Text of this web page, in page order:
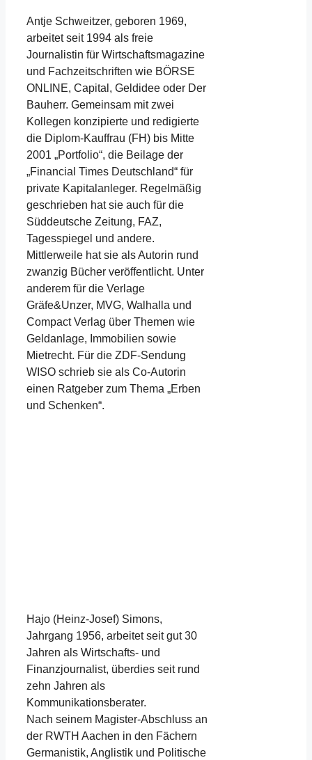
Antje Schweitzer, geboren 1969,
arbeitet seit 1994 als freie
Journalistin für Wirtschaftsmagazine
und Fachzeitschriften wie BÖRSE
ONLINE, Capital, Geldidee oder Der
Bauherr. Gemeinsam mit zwei
Kollegen konzipierte und redigierte
die Diplom-Kauffrau (FH) bis Mitte
2001 „Portfolio“, die Beilage der
„Financial Times Deutschland“ für
private Kapitalanleger. Regelmäßig
geschrieben hat sie auch für die
Süddeutsche Zeitung, FAZ,
Tagesspiegel und andere.
Mittlerweile hat sie als Autorin rund
zwanzig Bücher veröffentlicht. Unter
anderem für die Verlage
Gräfe&Unzer, MVG, Walhalla und
Compact Verlag über Themen wie
Geldanlage, Immobilien sowie
Mietrecht. Für die ZDF-Sendung
WISO schrieb sie als Co-Autorin
einen Ratgeber zum Thema „Erben
und Schenken“.
Hajo (Heinz-Josef) Simons,
Jahrgang 1956, arbeitet seit gut 30
Jahren als Wirtschafts- und
Finanzjournalist, überdies seit rund
zehn Jahren als
Kommunikationsberater.
Nach seinem Magister-Abschluss an
der RWTH Aachen in den Fächern
Germanistik, Anglistik und Politische